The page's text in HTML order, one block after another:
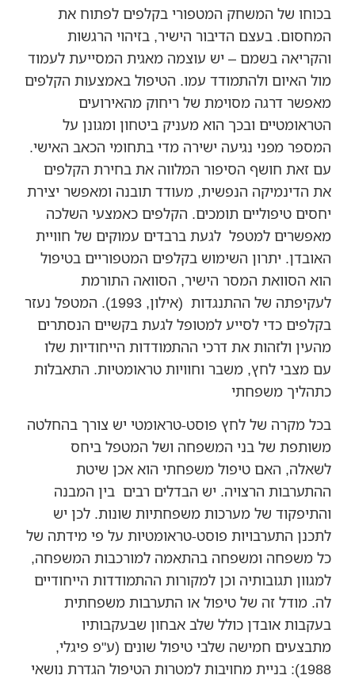
בכוחו של המשחק המטפורי בקלפים לפתוח את
המחסום. בעצם הדיבור הישיר, בזיהוי הרגשות
והקריאה בשמם – יש עוצמה מאגית המסייעת לעמוד
מול האיום ולהתמודד עמו. הטיפול באמצעות הקלפים
מאפשר דרגה מסוימת של ריחוק מהאירועים
הטראומטיים ובכך הוא מעניק ביטחון ומגונן על
המספר מפני נגיעה ישירה מדי בתחומי הכאב האישי.
עם זאת חושף הסיפור המלווה את בחירת הקלפים
את הדינמיקה הנפשית, מעודד תובנה ומאפשר יצירת
יחסים טיפוליים תומכים. הקלפים כאמצעי השלכה
מאפשרים למטפל לגעת ברבדים עמוקים של חוויית
האובדן. יתרון השימוש בקלפים המטפוריים בטיפול
הוא הסוואת המסר הישיר, הסוואה התורמת
לעקיפתה של ההתנגדות (אילון, 1993). המטפל נעזר
בקלפים כדי לסייע למטופל לגעת בקשיים הנסתרים
מהעין ולזהות את דרכי ההתמודדות הייחודיות שלו
עם מצבי לחץ, משבר וחוויות טראומטיות. התאבלות
כתהליך משפחתי
בכל מקרה של לחץ פוסט-טראומטי יש צורך בהחלטה
משותפת של בני המשפחה ושל המטפל ביחס
לשאלה, האם טיפול משפחתי הוא אכן שיטת
ההתערבות הרצויה. יש הבדלים רבים בין המבנה
והתיפקוד של מערכות משפחתיות שונות. לכן יש
לתכנן התערבויות פוסט-טראומטיות על פי מידתה של
כל משפחה ומשפחה בהתאמה למורכבות המשפחה,
למגוון תגובותיה וכן למקורות ההתמודדות הייחודיים
לה. מודל זה של טיפול או התערבות משפחתית
בעקבות אובדן כולל שלב אבחון שבעקבותיו
מתבצעים חמישה שלבי טיפול שונים (ע"פ פיגלי,
1988): בניית מחויבות למטרות הטיפול הגדרת נושאי